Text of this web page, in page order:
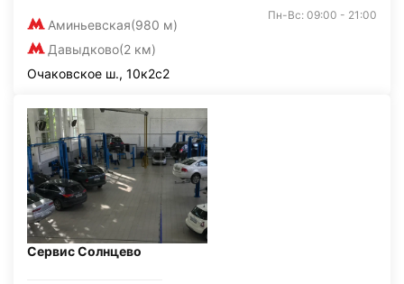
Аминьевская(980 м)
Давыдково(2 км)
Пн-Вс: 09:00 - 21:00
Очаковское ш., 10к2с2
Сервис Солнцево